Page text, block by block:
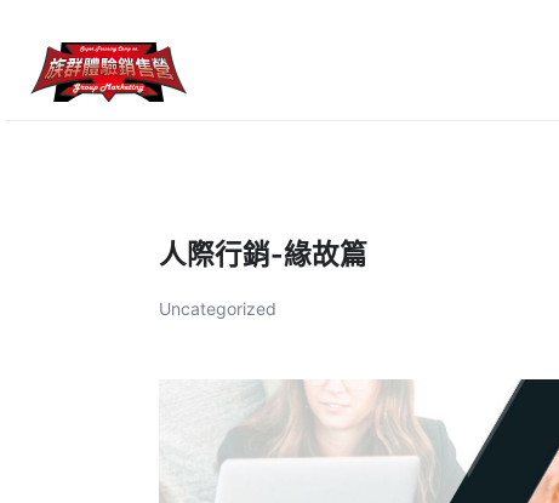
人際行銷-緣故篇
Uncategorized